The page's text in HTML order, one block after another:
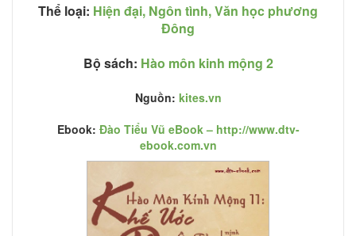
Thể loại: Hiện đại, Ngôn tình, Văn học phương
Đông
Bộ sách: Hào môn kinh mộng 2
Nguồn: kites.vn
Ebook: Đào Tiểu Vũ eBook – http://www.dtv-
ebook.com.vn